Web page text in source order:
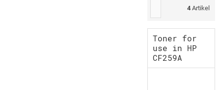
4 Artikel
Toner for
use in HP
CF259A